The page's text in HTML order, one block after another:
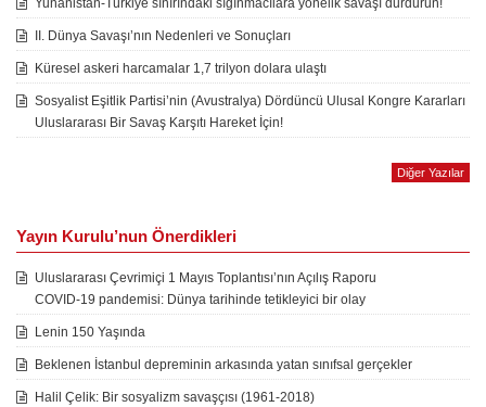
Yunanistan-Türkiye sınırındaki sığınmacılara yönelik savaşı durdurun!
II. Dünya Savaşı’nın Nedenleri ve Sonuçları
Küresel askeri harcamalar 1,7 trilyon dolara ulaştı
Sosyalist Eşitlik Partisi’nin (Avustralya) Dördüncü Ulusal Kongre Kararları
Uluslararası Bir Savaş Karşıtı Hareket İçin!
Diğer Yazılar
Yayın Kurulu’nun Önerdikleri
Uluslararası Çevrimiçi 1 Mayıs Toplantısı’nın Açılış Raporu
COVID-19 pandemisi: Dünya tarihinde tetikleyici bir olay
Lenin 150 Yaşında
Beklenen İstanbul depreminin arkasında yatan sınıfsal gerçekler
Halil Çelik: Bir sosyalizm savaşçısı (1961-2018)